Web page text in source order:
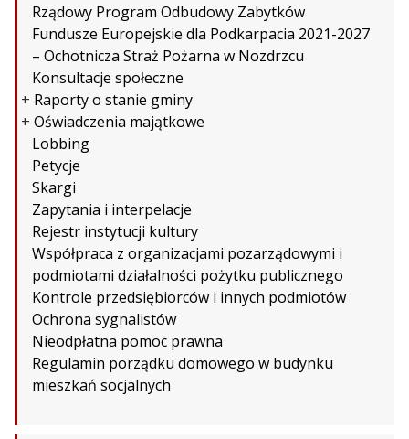
Rządowy Program Odbudowy Zabytków
Fundusze Europejskie dla Podkarpacia 2021-2027
– Ochotnicza Straż Pożarna w Nozdrzcu
Konsultacje społeczne
+ Raporty o stanie gminy
+ Oświadczenia majątkowe
Lobbing
Petycje
Skargi
Zapytania i interpelacje
Rejestr instytucji kultury
Współpraca z organizacjami pozarządowymi i
podmiotami działalności pożytku publicznego
Kontrole przedsiębiorców i innych podmiotów
Ochrona sygnalistów
Nieodpłatna pomoc prawna
Regulamin porządku domowego w budynku
mieszkań socjalnych